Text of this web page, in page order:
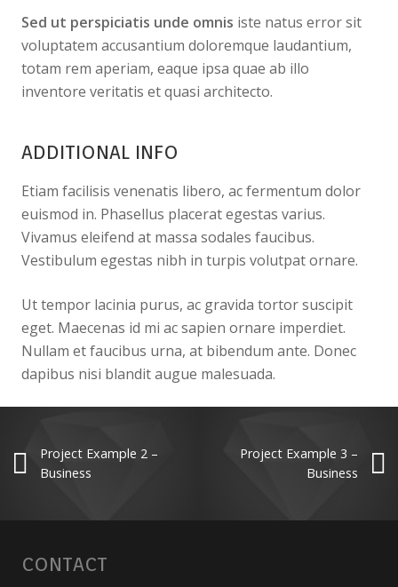
Sed ut perspiciatis unde omnis iste natus error sit
voluptatem accusantium doloremque laudantium,
totam rem aperiam, eaque ipsa quae ab illo
inventore veritatis et quasi architecto.
ADDITIONAL INFO
Etiam facilisis venenatis libero, ac fermentum dolor
euismod in. Phasellus placerat egestas varius.
Vivamus eleifend at massa sodales faucibus.
Vestibulum egestas nibh in turpis volutpat ornare.
Ut tempor lacinia purus, ac gravida tortor suscipit
eget. Maecenas id mi ac sapien ornare imperdiet.
Nullam et faucibus urna, at bibendum ante. Donec
dapibus nisi blandit augue malesuada.
Project Example 3 –
Business
Project Example 2 –
Business
CONTACT